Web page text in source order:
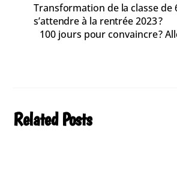
Transformation de la classe de
s’attendre à la rentrée 2023 ?
100 jours pour convaincre ?
Related Posts